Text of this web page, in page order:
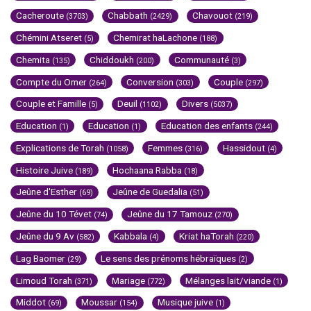
Cacheroute (3703) Chabbath (2429) Chavouot (219)
Chémini Atseret (5) Chemirat haLachone (188)
Chemita (135) Chiddoukh (200) Communauté (3)
Compte du Omer (264) Conversion (303) Couple (297)
Couple et Famille (5) Deuil (1102) Divers (5037)
Education (1) Education (1) Education des enfants (244)
Explications de Torah (1058) Femmes (316) Hassidout (4)
Histoire Juive (189) Hochaana Rabba (18)
Jeûne d'Esther (69) Jeûne de Guedalia (51)
Jeûne du 10 Tévet (74) Jeûne du 17 Tamouz (270)
Jeûne du 9 Av (582) Kabbala (4) Kriat haTorah (220)
Lag Baomer (29) Le sens des prénoms hébraïques (2)
Limoud Torah (371) Mariage (772) Mélanges lait/viande (1)
Middot (69) Moussar (154) Musique juive (1)